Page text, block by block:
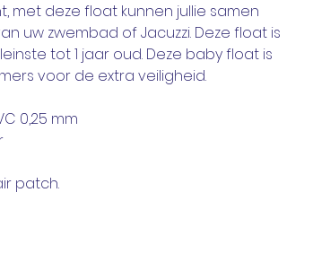
met deze float kunnen jullie samen
uw zwembad of Jacuzzi. Deze float is
tot 1 jaar oud. Deze baby float is
voor de extra veiligheid.
0,25 mm
patch.